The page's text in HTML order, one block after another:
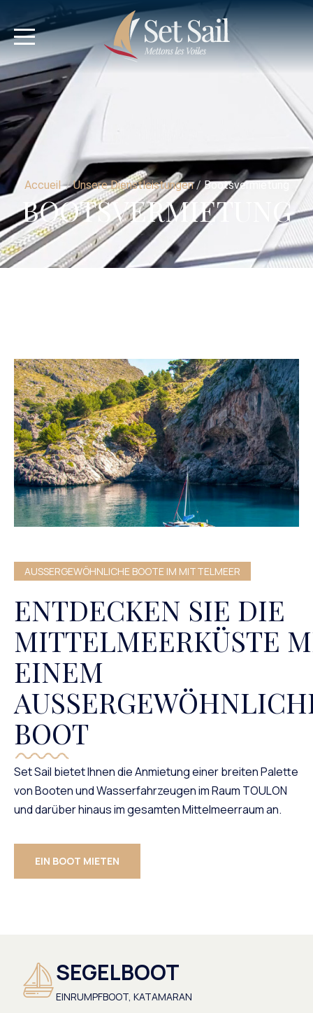
Accueil / Unsere Dienstleistungen / Bootsvermietung
BOOTSVERMIETUNG
AUSSERGEWÖHNLICHE BOOTE IM MITTELMEER
ENTDECKEN SIE DIE
MITTELMEERKÜSTE
EINEM
OOT
Set Sail bietet Ihnen die Anmietung einer breiten Palette
von Booten und Wasserfahrzeugen im Raum TOULON
und darüber hinaus im gesamten Mittelmeerraum an.
EIN BOOT MIETEN
SEGELBOOT
EINRUMPFBOOT, KATAMARAN